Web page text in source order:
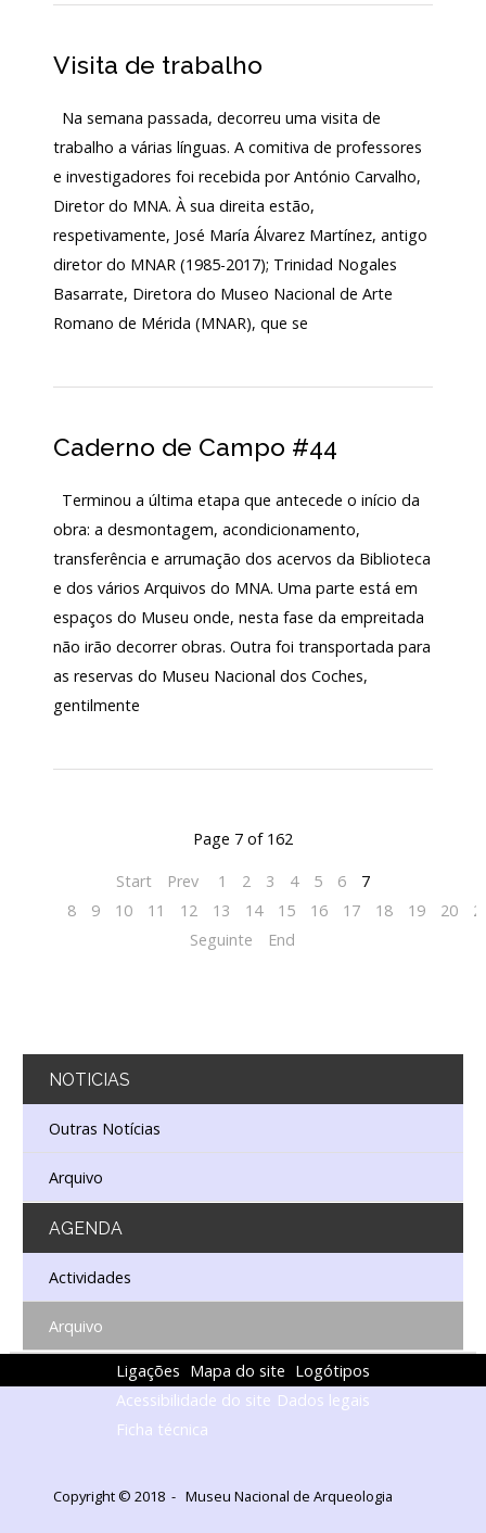
Cooperação
Serviços
Notícias/Destaques
Visita de trabalho
Na semana passada, decorreu uma visita de
trabalho a várias línguas. A comitiva de professores
e investigadores foi recebida por António Carvalho,
Diretor do MNA. À sua direita estão,
respetivamente, José María Álvarez Martínez, antigo
diretor do MNAR (1985-2017); Trinidad Nogales
Basarrate, Diretora do Museo Nacional de Arte
Romano de Mérida (MNAR), que se
Caderno de Campo #44
Terminou a última etapa que antecede o início da
obra: a desmontagem, acondicionamento,
transferência e arrumação dos acervos da Biblioteca
e dos vários Arquivos do MNA. Uma parte está em
espaços do Museu onde, nesta fase da empreitada
não irão decorrer obras. Outra foi transportada para
as reservas do Museu Nacional dos Coches,
gentilmente
Page 7 of 162
Start Prev 1 2 3 4 5 6
7
8
9 10 11 12 13 14 15 16 17 18 19 20
Seguinte
End
NOTICIAS
Outras Notícias
Arquivo
AGENDA
Actividades
Arquivo
Ligações Mapa do site Logótipos
Acessibilidade do site Dados legais
Ficha técnica
Copyright © 2018 - Museu Nacional de Arqueologia